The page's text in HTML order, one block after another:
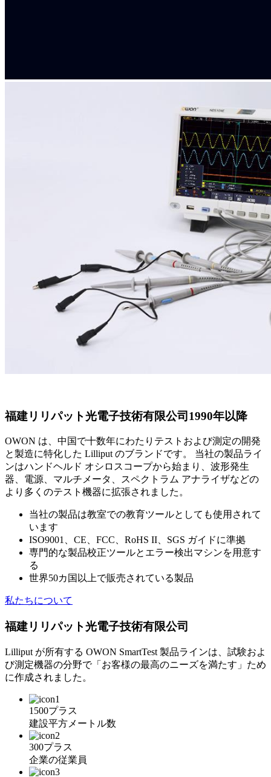
福建リリパット光電子技術有限公司 1990年以降
OWON は、中国で十数年にわたりテストおよび測定の開発
と製造に特化した Lilliput のブランドです。 当社の製品ライ
ンはハンドヘルド オシロスコープから始まり、波形発生
器、電源、マルチメータ、スペクトラム アナライザなどの
より多くのテスト機器に拡張されました。
当社の製品は教室での教育ツールとしても使用されて
います
ISO9001、CE、FCC、RoHS II、SGS ガイドに準拠
専門的な製品校正ツールとエラー検出マシンを用意す
る
世界50カ国以上で販売されている製品
私たちについて
福建リリパット光電子技術有限公司
Lilliput が所有する OWON SmartTest 製品ラインは、試験およ
び測定機器の分野で「お客様の最高のニーズを満たす」ため
に作成されました。
1500プラス
建設平方メートル数
300プラス
企業の従業員